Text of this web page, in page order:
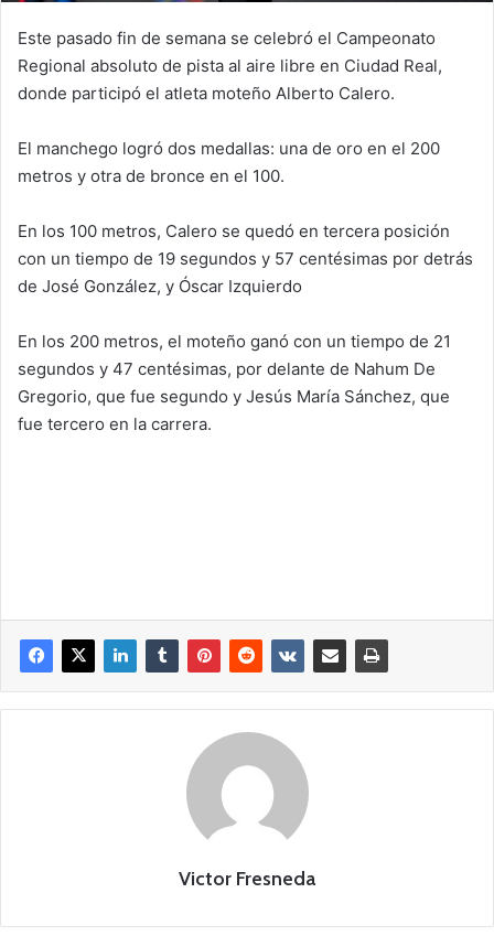
Este pasado fin de semana se celebró el Campeonato
Regional absoluto de pista al aire libre en Ciudad Real,
donde participó el atleta moteño Alberto Calero.
El manchego logró dos medallas: una de oro en el 200
metros y otra de bronce en el 100.
En los 100 metros, Calero se quedó en tercera posición
con un tiempo de 19 segundos y 57 centésimas por detrás
de José González, y Óscar Izquierdo
En los 200 metros, el moteño ganó con un tiempo de 21
segundos y 47 centésimas, por delante de Nahum De
Gregorio, que fue segundo y Jesús María Sánchez, que
fue tercero en la carrera.
Victor Fresneda